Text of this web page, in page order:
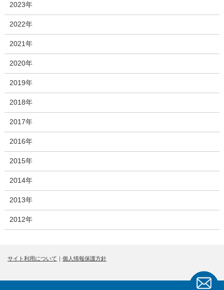
2023年
2022年
2021年
2020年
2019年
2018年
2017年
2016年
2015年
2014年
2013年
2012年
サイト利用について 個人情報保護方針